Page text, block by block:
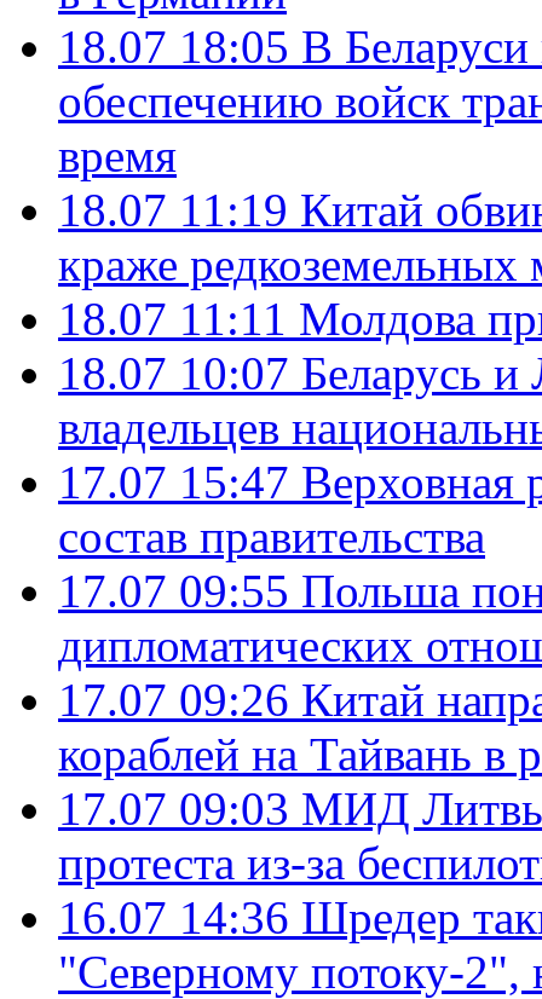
18.07 18:05 В
обеспечению войск
время
18.07 11:19 Китай
краже редкоземельных
18.07 11:11 Молдова
18.07 10:07 Беларусь
владельцев
17.07 15:47 Верховная
состав правительства
17.07 09:55 Польша
дипломатических
17.07 09:26 Китай
кораблей на Тайвань в
17.07 09:03 МИД Литвы
протеста из-за
16.07 14:36 Шредер
"Северному потоку-2",